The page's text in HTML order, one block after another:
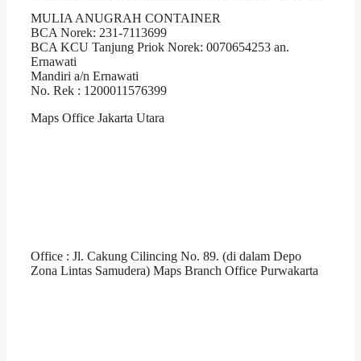
MULIA ANUGRAH CONTAINER
BCA Norek: 231-7113699
BCA KCU Tanjung Priok Norek: 0070654253 an.
Ernawati
Mandiri a/n Ernawati
No. Rek : 1200011576399
Maps Office Jakarta Utara
Office : Jl. Cakung Cilincing No. 89. (di dalam Depo
Zona Lintas Samudera) Maps Branch Office Purwakarta